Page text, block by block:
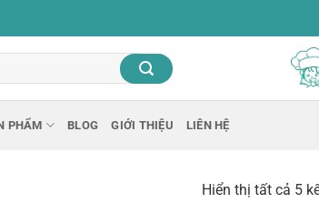
PHẨM BLOG GIỚI THIỆU LIÊN HỆ
Hiển thị tất cả 5